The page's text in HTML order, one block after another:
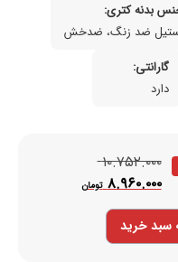
بدنه کتری:
ضد زنگ، ضدخش
گارانتی:
دارد
۱۰.۷۵۲.۰۰۰
۸.۹۶۰.۰۰۰ تومان
سبد خرید